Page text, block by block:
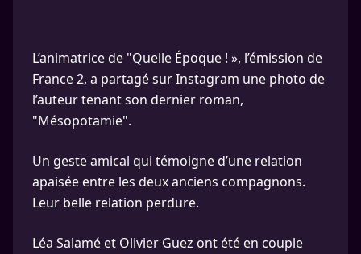
L’animatrice de "Quelle Époque ! », l’émission de
France 2, a partagé sur Instagram une photo de
l’auteur tenant son dernier roman,
"Mésopotamie".
Un geste amical qui témoigne d’une relation
apaisée entre les deux anciens compagnons.
Leur belle relation perdure.
Léa Salamé et Olivier Guez ont été en couple